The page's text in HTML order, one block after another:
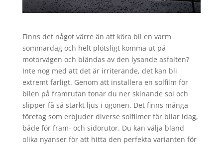
Finns det något värre än att köra bil en varm
sommardag och helt plötsligt komma ut på
motorvägen och bländas av den lysande asfalten?
Inte nog med att det är irriterande, det kan bli
extremt farligt. Genom att installera en solfilm för
bilen på framrutan tonar du ner skinande sol och
slipper få så starkt ljus i ögonen. Det finns många
företag som erbjuder diverse solfilmer för bilar idag,
både för fram- och sidorutor. Du kan välja bland
olika nyanser för att hitta den perfekta varianten för